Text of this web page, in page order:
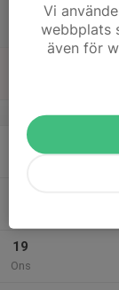
17
19
Ons
Vi
webbplats
även för